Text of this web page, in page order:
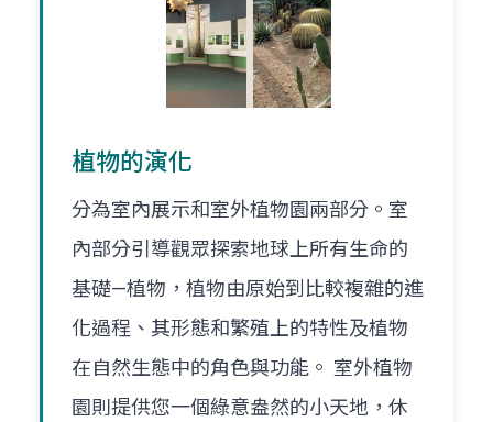
植物的演化
分為室內展示和室外植物園兩部分。室
內部分引導觀眾探索地球上所有生命的
基礎—植物，植物由原始到比較複雜的進
化過程、其形態和繁殖上的特性及植物
在自然生態中的角色與功能。 室外植物
園則提供您一個綠意盎然的小天地，休